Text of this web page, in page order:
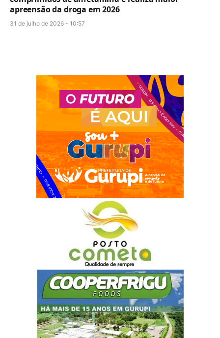
apreensão da droga em 2026
31 de julho de 2026 - 10:57